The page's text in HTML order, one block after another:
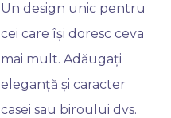
Un design unic pentru
cei care își doresc ceva
mai mult. Adăugați
eleganță și caracter
casei sau biroului dvs.